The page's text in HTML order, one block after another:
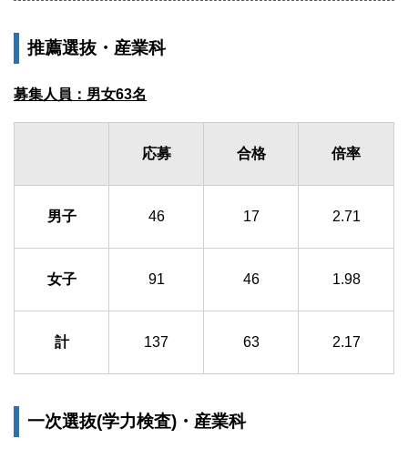
推薦選抜・産業科
募集人員：男女63名
応募 合格 倍率
男子 46 17 2.71
女子 91 46 1.98
計 137 63 2.17
一次選抜(学力検査)・産業科